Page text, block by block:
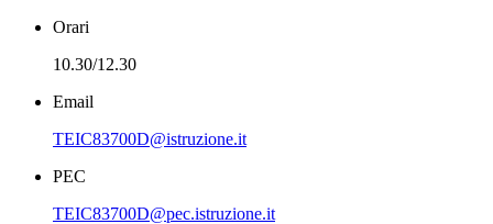
Orari
10.30/12.30
Email
TEIC83700D@istruzione.it
PEC
TEIC83700D@pec.istruzione.it